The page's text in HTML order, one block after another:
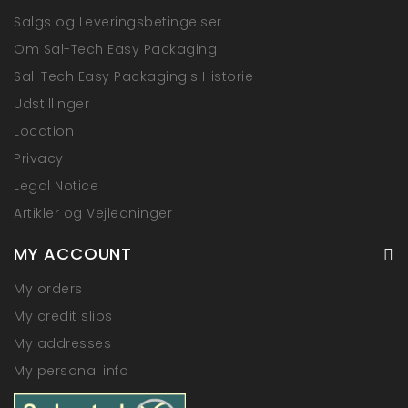
Salgs og Leveringsbetingelser
Om Sal-Tech Easy Packaging
Sal-Tech Easy Packaging's Historie
Udstillinger
Location
Privacy
Legal Notice
Artikler og Vejledninger
MY ACCOUNT
My orders
My credit slips
My addresses
My personal info
My vouchers